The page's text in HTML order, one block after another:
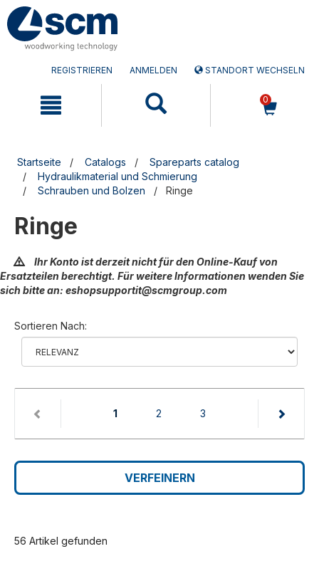
Zum
Inhalt
springen
Zum
Navigationsmen�
springen
REGISTRIEREN ANMELDEN STANDORT WECHSELN
0
Startseite Catalogs
Spareparts catalog
Hydraulikmaterial und Schmierung
Schrauben und Bolzen
Ringe
Ringe
Ihr Konto ist derzeit nicht für den Online-Kauf von
Ersatzteilen berechtigt. Für weitere Informationen wenden Sie
sich bitte an: eshopsupportit@scmgroup.com
Sortieren Nach:
1(current)
2 3
VERFEINERN
56 Artikel gefunden